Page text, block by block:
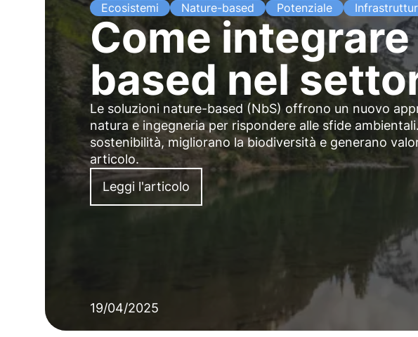
Ecosistemi Nature-based Potenziale
Come
based nel
Le soluzioni nature-based (NbS) offrono un nuovo
natura e ingegneria per rispondere alle sfide
sostenibilità, migliorano la biodiversità e generano
articolo.
Leggi l'articolo
19/04/2025